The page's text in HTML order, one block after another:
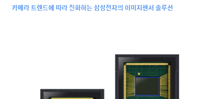
카메라 트렌드에 따라 진화하는 삼성전자의 이미지센서 솔루션